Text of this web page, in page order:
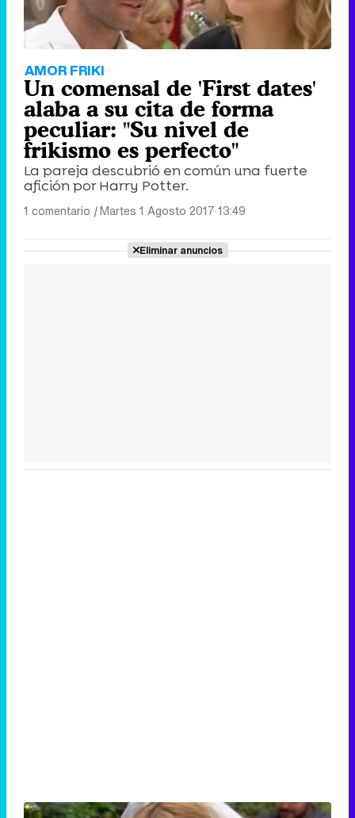
AMOR FRIKI
Un comensal de 'First dates'
alaba a su cita de forma
peculiar: "Su nivel de
frikismo es perfecto"
La pareja descubrió en común una fuerte
afición por Harry Potter.
1 comentario |Martes 1 Agosto 2017 13:49
Eliminar anuncios